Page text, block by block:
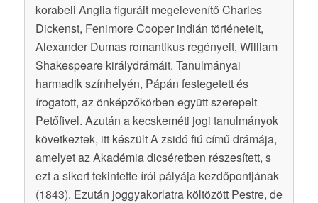
korabeli Anglia figuráit megelevenítő Charles
Dickenst, Fenimore Cooper indián történeteit,
Alexander Dumas romantikus regényeit, William
Shakespeare királydrámáit. Tanulmányai
harmadik színhelyén, Pápán festegetett és
írogatott, az önképzőkörben együtt szerepelt
Petőfivel. Azután a kecskeméti jogi tanulmányok
következtek, itt készült A zsidó fiú című drámája,
amelyet az Akadémia dicséretben részesített, s
ezt a sikert tekintette írói pályája kezdőpontjának
(1843). Ezután joggyakorlatra költözött Pestre, de